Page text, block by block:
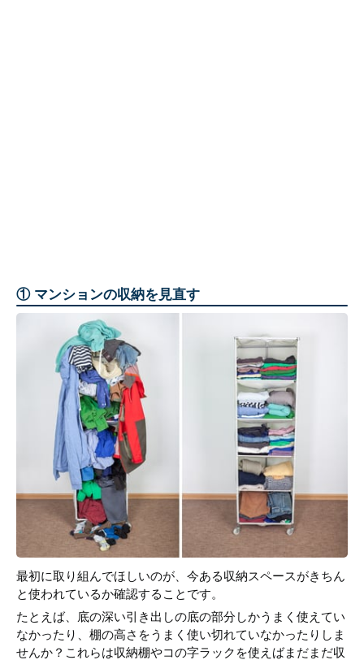
① マンションの収納を見直す
最初に取り組んでほしいのが、今ある収納スペースがきちん
と使われているか確認することです。
たとえば、底の深い引き出しの底の部分しかうまく使えてい
なかったり、棚の高さをうまく使い切れていなかったりしま
せんか？これらは収納棚やコの字ラックを使えばまだまだ収